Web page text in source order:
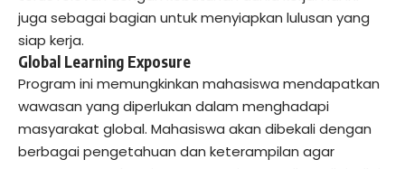
juga sebagai bagian untuk menyiapkan lulusan yang
siap kerja.
Global Learning Exposure
Program ini memungkinkan mahasiswa mendapatkan
wawasan yang diperlukan dalam menghadapi
masyarakat global. Mahasiswa akan dibekali dengan
berbagai pengetahuan dan keterampilan agar